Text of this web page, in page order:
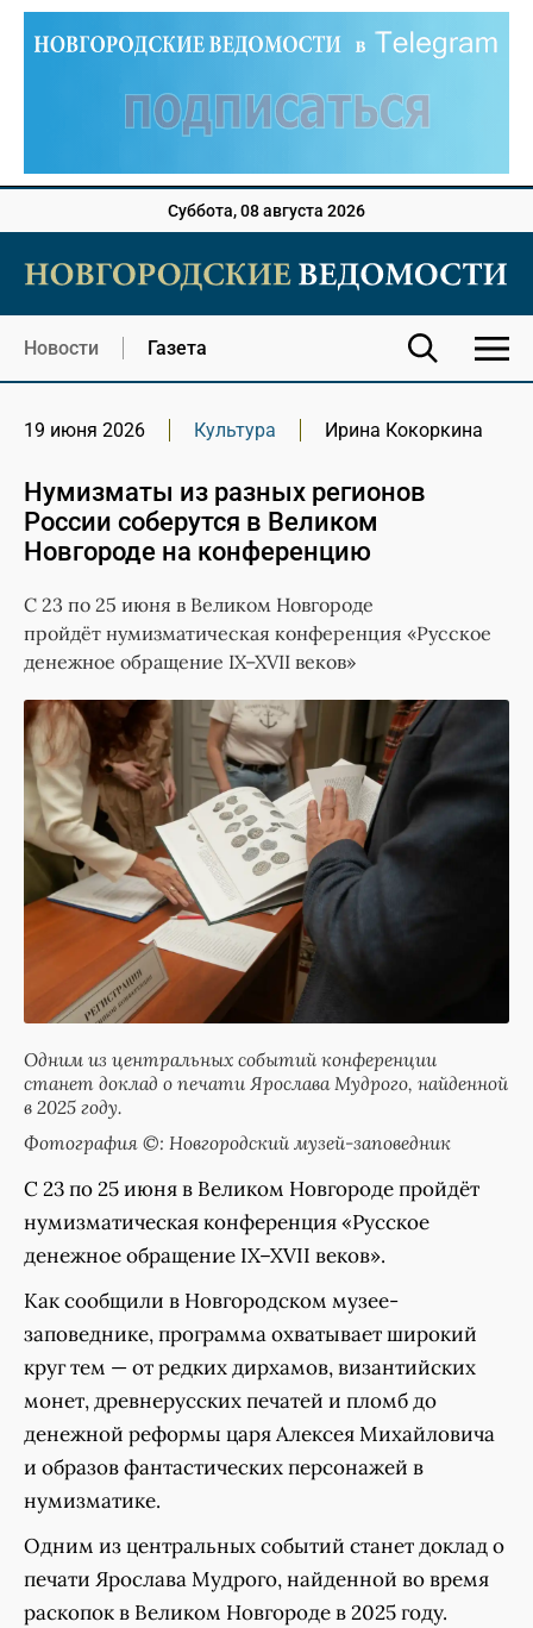
Суббота, 08 августа 2026
Новости Газета
19 июня 2026 Культура Ирина Кокоркина
Нумизматы из разных регионов
России соберутся в Великом
Новгороде на конференцию
С 23 по 25 июня в Великом Новгороде
пройдёт нумизматическая конференция «Русское
денежное обращение IX–XVII веков»
Одним из центральных событий конференции
станет доклад о печати Ярослава Мудрого, найденной
в 2025 году.
Фотография ©: Новгородский музей-заповедник
С 23 по 25 июня в Великом Новгороде пройдёт
нумизматическая конференция «Русское
денежное обращение IX–XVII веков».
Как сообщили в Новгородском музее-
заповеднике, программа охватывает широкий
круг тем — от редких дирхамов, византийских
монет, древнерусских печатей и пломб до
денежной реформы царя Алексея Михайловича
и образов фантастических персонажей в
нумизматике.
Одним из центральных событий станет доклад о
печати Ярослава Мудрого, найденной во время
раскопок в Великом Новгороде в 2025 году.